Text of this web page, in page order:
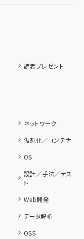
読者プレゼント
ネットワーク
仮想化／コンテナ
OS
設計／手法／テス
ト
Web開発
データ解析
OSS